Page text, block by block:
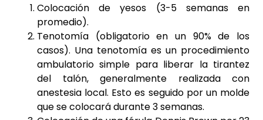
Colocación de yesos (3-5 semanas en
promedio).
Tenotomía (obligatorio en un 90% de los
casos). Una tenotomía es un procedimiento
ambulatorio simple para liberar la tirantez
del talón, generalmente realizada con
anestesia local. Esto es seguido por un molde
que se colocará durante 3 semanas.